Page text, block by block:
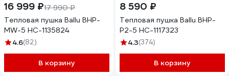
16 999 ₽17 990 ₽
Тепловая пушка Ballu BHP-
MW-5 НС-1135824
4.6(82)
В корзину
8 590 ₽
Тепловая пушка Ballu BHP-
P2-5 НС-1117323
4.3(374)
В корзину